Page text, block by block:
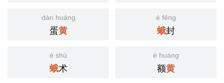
dàn huáng
蛋黄
é fēng
蛾封
é shù
蛾术
é huáng
额黄